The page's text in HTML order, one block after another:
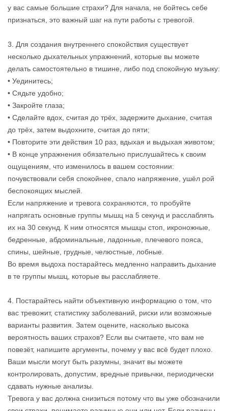
у вас самые большие страхи? Для начала, не бойтесь себе
признаться, это важный шаг на пути работы с тревогой.
3. Для создания внутреннего спокойствия существует
несколько дыхательных упражнений, которые вы можете
делать самостоятельно в тишине, либо под спокойную музыку:
• Уединитесь;
• Сядьте удобно;
• Закройте глаза;
• Сделайте вдох, считая до трёх, задержите дыхание, считая
до трёх, затем выдохните, считая до пяти;
• Повторите эти действия 10 раз, вдыхая и выдыхая животом;
• В конце упражнения обязательно прислушайтесь к своим
ощущениям, что изменилось в вашем состоянии:
почувствовали себя спокойнее, спало напряжение, ушёл рой
беспокоящих мыслей.
Если напряжение и тревога сохраняются, то пробуйте
напрягать основные группы мышц на 5 секунд и расслаблять
их на 30 секунд. К ним относятся мышцы стоп, икроножные,
бедренные, абдоминальные, ладонные, плечевого пояса,
спины, шейные, грудные, челюстные, лобные.
Во время выдоха постарайтесь медленно направить дыхание
в те группы мышц, которые вы расслабляете.
4. Постарайтесь найти объективную информацию о том, что
вас тревожит, статистику заболеваний, риски или возможные
варианты развития. Затем оцените, насколько высока
вероятность ваших страхов? Если вы считаете, что вам не
повезёт, напишите аргументы, почему у вас всё будет плохо.
Ваши мысли могут быть разумны, значит вы можете
контролировать, допустим, вредные привычки, периодически
сдавать нужные анализы.
Тревога у вас должна снизиться потому что вы уже обозначили